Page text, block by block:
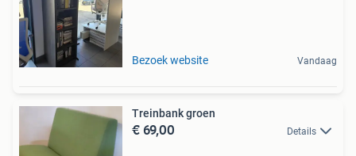
Bezoek website Vandaag
Treinbank groen
€ 69,00 Details